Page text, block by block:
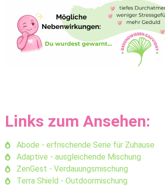
Links zum Ansehen:
Abode - erfrischende Serie für Zuhause
Adaptive - ausgleichende Mischung
ZenGest - Verdauungsmischung
Terra Shield - Outdoormischung